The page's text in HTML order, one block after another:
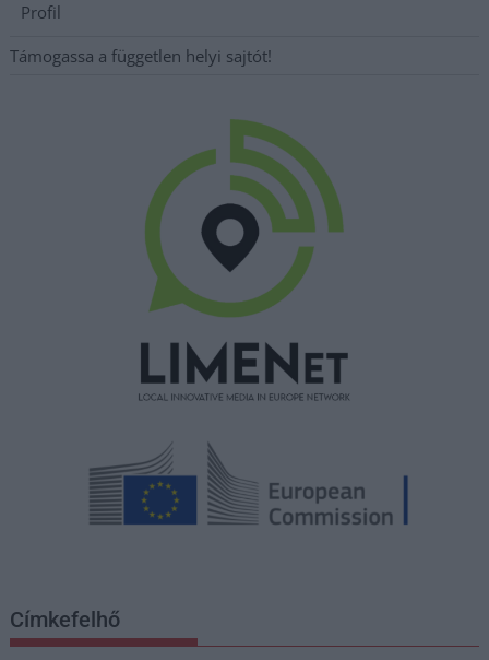
Profil
Támogassa a független helyi sajtót!
Címkefelhő